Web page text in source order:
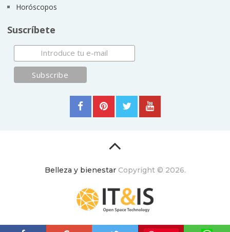
Horóscopos
Suscríbete
Belleza y bienestarCopyright © 2026.
ItyIs Siglo XXI| Euroresidentes Principios generales